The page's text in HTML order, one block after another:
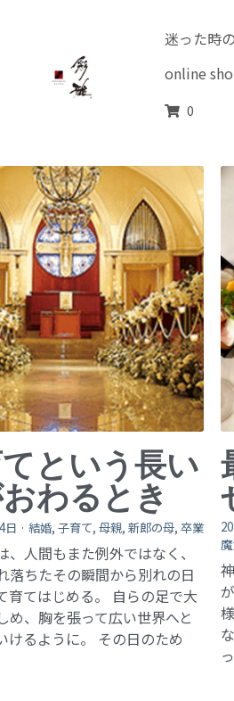
私へのご
戦国武将
0
という長い
わるとき
日 · 結婚, 子育て, 母親, 新郎の母, 卒業
、人間もまた例外ではなく、
落ちたその瞬間から別れの日
育てはじめる。 自らの足で大
め、胸を張って広い世界へと
けるように。 その日のため